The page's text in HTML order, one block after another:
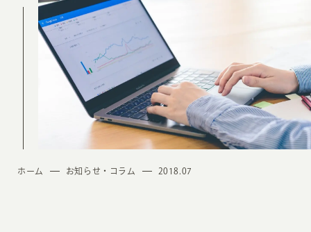
MARKETING
ホーム お知らせ・コラム 2018.07